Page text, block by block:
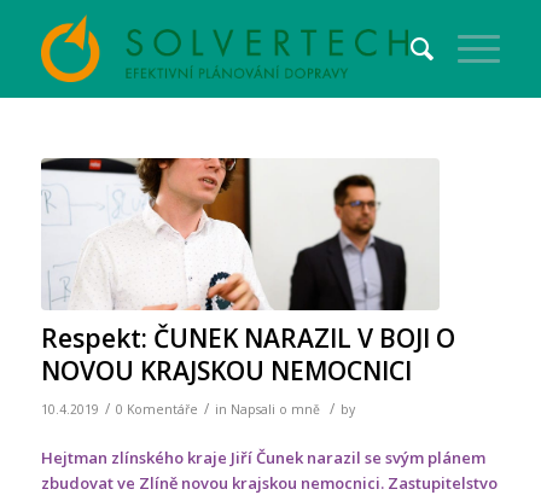
Respekt: ČUNEK NARAZIL V BOJI O
NOVOU KRAJSKOU NEMOCNICI
10.4.2019 / 0 Komentáře / in Napsali o mně / by
Hejtman zlínského kraje Jiří Čunek narazil se svým plánem
zbudovat ve Zlíně novou krajskou nemocnici. Zastupitelstvo